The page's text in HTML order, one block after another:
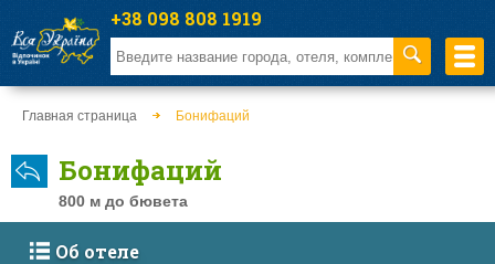
Главная страница Бонифаций
Бонифаций
800 м до бювета
Об отеле
+38 098 808 1919